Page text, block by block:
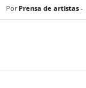
Por Prensa de artistas -